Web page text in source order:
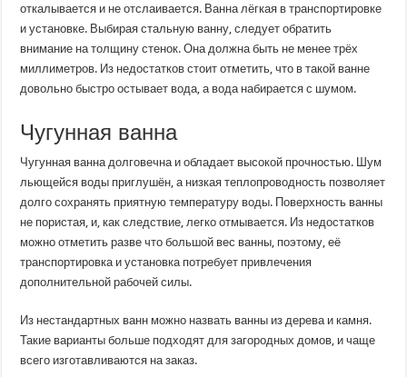
откалывается и не отслаивается. Ванна лёгкая в транспортировке
и установке. Выбирая стальную ванну, следует обратить
внимание на толщину стенок. Она должна быть не менее трёх
миллиметров. Из недостатков стоит отметить, что в такой ванне
довольно быстро остывает вода, а вода набирается с шумом.
Чугунная ванна
Чугунная ванна долговечна и обладает высокой прочностью. Шум
льющейся воды приглушён, а низкая теплопроводность позволяет
долго сохранять приятную температуру воды. Поверхность ванны
не пористая, и, как следствие, легко отмывается. Из недостатков
можно отметить разве что большой вес ванны, поэтому, её
транспортировка и установка потребует привлечения
дополнительной рабочей силы.
Из нестандартных ванн можно назвать ванны из дерева и камня.
Такие варианты больше подходят для загородных домов, и чаще
всего изготавливаются на заказ.